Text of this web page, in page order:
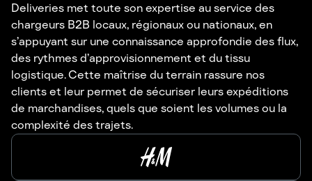
Deliveries met toute son expertise au service des
chargeurs B2B locaux, régionaux ou nationaux, en
s’appuyant sur une connaissance approfondie des flux,
des rythmes d’approvisionnement et du tissu
logistique. Cette maîtrise du terrain rassure nos
clients et leur permet de sécuriser leurs expéditions
de marchandises, quels que soient les volumes ou la
complexité des trajets.